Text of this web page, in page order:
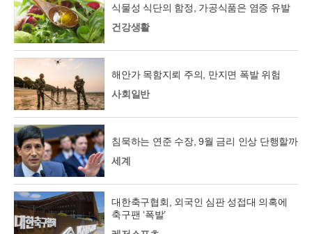
식물성 식단의 함정, 가공식품은 염증 유발
건강생활
해안가 목함지뢰 주의, 만지면 폭발 위험
사회일반
침묵하는 연준 수장, 9월 금리 인상 단행할까
세계
대한축구협회, 외국인 심판 성접대 의혹에
축구팬 ‘폭발’